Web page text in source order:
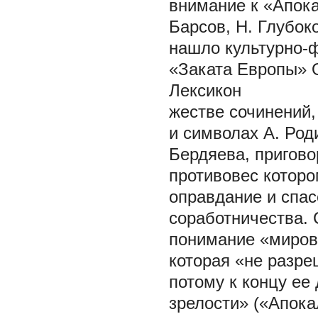
внимание к
Барсов, Н.
нашло культурно-
«Заката Европы»
Лексикон
жестве
и символах А.
Бердяева,
противовес
оправдание и
понимание
которая «не
потому к концу ее
зрелости»